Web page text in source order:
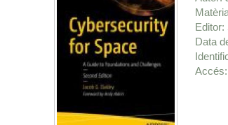
Editor
Data